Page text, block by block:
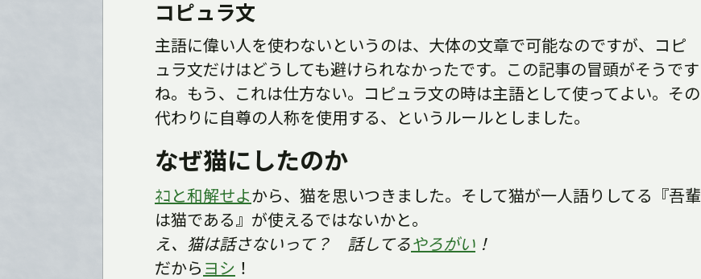
コピュラ文
主語に偉い人を使わないというのは、大体の文章で可能なのですが、コピ
ュラ文だけはどうしても避けられなかったです。この記事の冒頭がそうです
ね。もう、これは仕方ない。コピュラ文の時は主語として使ってよい。その
代わりに自尊の人称を使用する、というルールとしました。
なぜ猫にしたのか
ﾈｺと和解せよから、猫を思いつきました。そして猫が一人語りしてる『吾輩
は猫である』が使えるではないかと。
え、猫は話さないって？ 話してるやろがい ！
だから ヨシ ！